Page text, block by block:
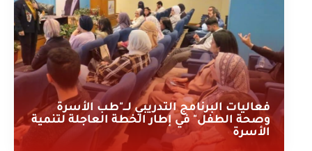
فعاليات البرنامج التدريبي لـــ"طب الأسرة
وصحة الطفل" في إطار الخطة العاجلة لتنمية
الأسرة